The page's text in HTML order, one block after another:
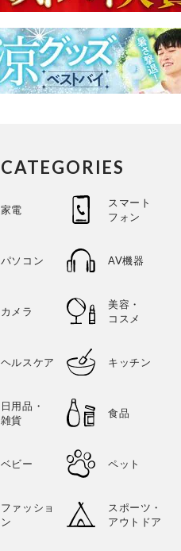
CATEGORIES
家電
スマート
フォン
パソコン AV機器
カメラ
美容・
コスメ
ヘルスケア キッチン
日用品・
雑貨
食品
ベビー ペット
ファッショ
ン
スポーツ・
アウトドア